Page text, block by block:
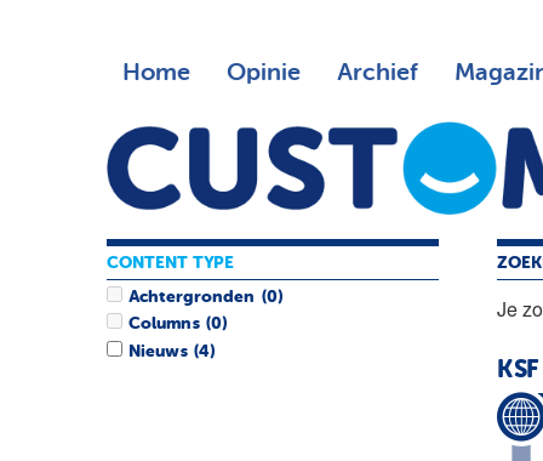
Home Opinie Archief
Je
CONTENT TYPE
Achtergronden (0)
Columns (0)
Nieuws (4)